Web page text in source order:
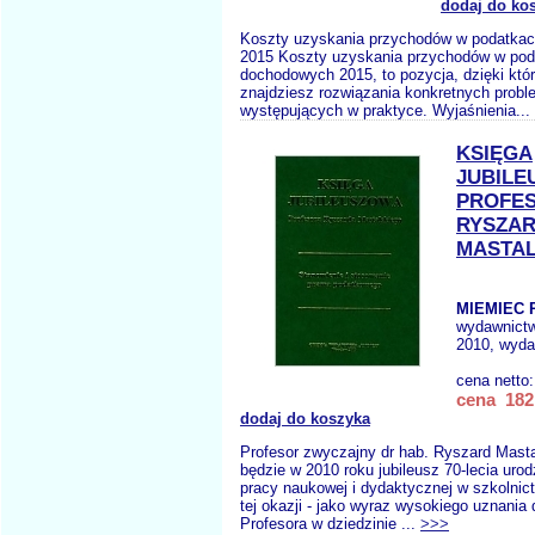
dodaj do
Koszty uzyskania przychodów w
2015 Koszty uzyskania przychodów w
dochodowych 2015, to pozycja, dzięki
znajdziesz rozwiązania konkretnych
występujących w praktyce. Wyjaśnienia...
KSIĘGA
MIEMIEC
2010,
cena
cena
dodaj do koszyka
Profesor zwyczajny dr hab. Ryszard
będzie w 2010 roku jubileusz 70-lecia
pracy naukowej i dydaktycznej w
tej okazji - jako wyraz wysokiego uznania
Profesora w dziedzinie ... >>>